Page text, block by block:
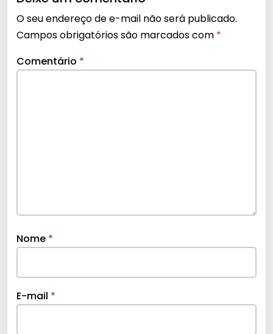
O seu endereço de e-mail não será publicado.
Campos obrigatórios são marcados com *
Comentário *
Nome *
E-mail *